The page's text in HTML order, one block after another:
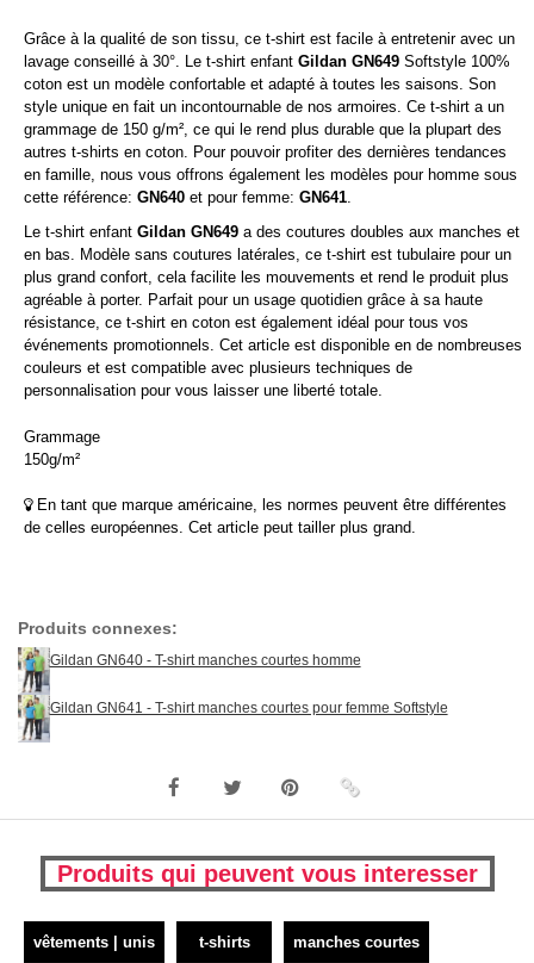
Grâce à la qualité de son tissu, ce t-shirt est facile à entretenir avec un
lavage conseillé à 30°. Le t-shirt enfant Gildan GN649 Softstyle 100%
coton est un modèle confortable et adapté à toutes les saisons. Son
style unique en fait un incontournable de nos armoires. Ce t-shirt a un
grammage de 150 g/m², ce qui le rend plus durable que la plupart des
autres t-shirts en coton. Pour pouvoir profiter des dernières tendances
en famille, nous vous offrons également les modèles pour homme sous
cette référence: GN640 et pour femme: GN641.
Le t-shirt enfant Gildan GN649 a des coutures doubles aux manches et
en bas. Modèle sans coutures latérales, ce t-shirt est tubulaire pour un
plus grand confort, cela facilite les mouvements et rend le produit plus
agréable à porter. Parfait pour un usage quotidien grâce à sa haute
résistance, ce t-shirt en coton est également idéal pour tous vos
événements promotionnels. Cet article est disponible en de nombreuses
couleurs et est compatible avec plusieurs techniques de
personnalisation pour vous laisser une liberté totale.
Grammage
150g/m²
En tant que marque américaine, les normes peuvent être différentes
de celles européennes. Cet article peut tailler plus grand.
Produits connexes:
Gildan GN640 - T-shirt manches courtes homme
Gildan GN641 - T-shirt manches courtes pour femme Softstyle
Produits qui peuvent vous interesser
vêtements | unis t-shirts manches courtes